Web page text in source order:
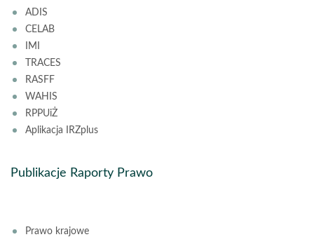
ADIS
CELAB
IMI
TRACES
RASFF
WAHIS
RPPUiŻ
Aplikacja IRZplus
Publikacje Raporty Prawo
Prawo krajowe